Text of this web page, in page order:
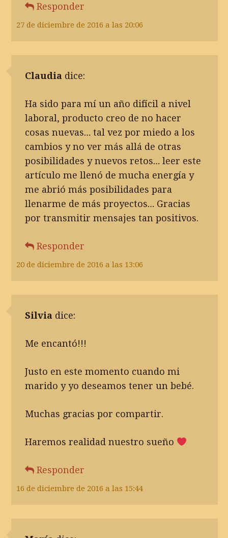
27 de diciembre de 2016 a las 20:06
Responder
Claudia dice:
20 de diciembre de 2016 a las 13:06
Ha sido para mí un año difícil a nivel
laboral, producto creo de no hacer
cosas nuevas… tal vez por miedo a los
cambios y no ver más allá de otras
posibilidades y nuevos retos… leer este
artículo me llenó de mucha energía y
me abrió más posibilidades para
llenarme de más proyectos… Gracias
por transmitir mensajes tan positivos.
Responder
Silvia dice:
16 de diciembre de 2016 a las 15:44
Me encantó!!!
Justo en este momento cuando mi
marido y yo deseamos tener un bebé.
Muchas gracias por compartir.
Haremos realidad nuestro sueño
Responder